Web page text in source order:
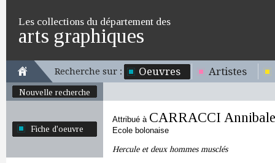
Les collections du département des
arts graphiques
Recherche sur : Oeuvres Artistes
Nouvelle recherche
Fiche d'oeuvre
Attribué à CARRACCI Annibale
Ecole bolonaise
Hercule et deux hommes musclés